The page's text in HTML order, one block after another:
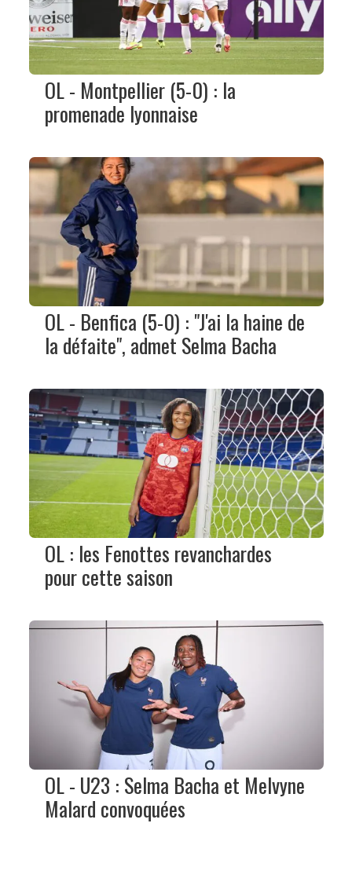
OL - Montpellier (5-0) : la
promenade lyonnaise
OL - Benfica (5-0) : "J'ai la haine de
la défaite", admet Selma Bacha
OL : les Fenottes revanchardes
pour cette saison
OL - U23 : Selma Bacha et Melvyne
Malard convoquées